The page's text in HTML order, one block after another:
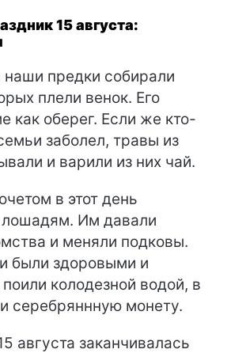
15 августа:
предки собирали
плели венок. Его
как оберег. Если же кто-
заболел, травы из
и варили из них чай.
в этот день
лошадям. Им давали
и меняли подковы.
были здоровыми и
колодезной водой, в
серебряннную монету.
августа заканчивалась